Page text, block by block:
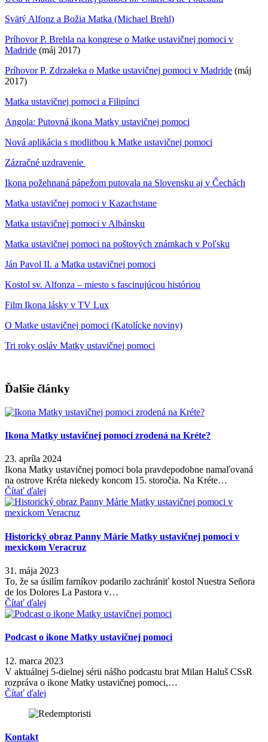
Svätý Alfonz a Božia Matka (Michael Brehl)
Príhovor P. Brehla na kongrese o Matke ustavičnej pomoci v
Madride (máj 2017)
Príhovor P. Zdrzałeka o Matke ustavičnej pomoci v Madride (máj
2017)
Matka ustavičnej pomoci a Filipínci
Angola: Putovná ikona Matky ustavičnej pomoci
Nová aplikácia s modlitbou k Matke ustavičnej pomoci
Zázračné uzdravenie
Ikona požehnaná pápežom putovala na Slovensku aj v Čechách
Matka ustavičnej pomoci v Kazachstane
Matka ustavičnej pomoci v Albánsku
Matka ustavičnej pomoci na poštových známkach v Poľsku
Ján Pavol II. a Matka ustavičnej pomoci
Kostol sv. Alfonza – miesto s fascinujúcou históriou
Film Ikona lásky v TV Lux
O Matke ustavičnej pomoci (Katolícke noviny)
Tri roky osláv Matky ustavičnej pomoci
Ďalšie články
Ikona Matky ustavičnej pomoci zrodená na Kréte?
23. apríla 2024
Ikona Matky ustavičnej pomoci bola pravdepodobne namaľovaná
na ostrove Kréta niekedy koncom 15. storočia. Na Kréte…
Čítať ďalej
Historický obraz Panny Márie Matky ustavičnej pomoci v
mexickom Veracruz
31. mája 2023
To, že sa úsilím farníkov podarilo zachrániť kostol Nuestra Señora
de los Dolores La Pastora v…
Čítať ďalej
Podcast o ikone Matky ustavičnej pomoci
12. marca 2023
V aktuálnej 5-dielnej sérii nášho podcastu brat Milan Haluš CSsR
rozpráva o ikone Matky ustavičnej pomoci,…
Čítať ďalej
Kontakt